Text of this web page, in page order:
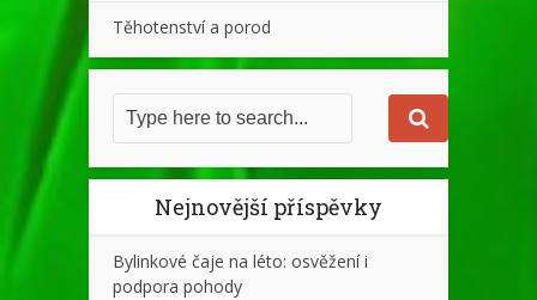
Těhotenství a porod
Nejnovější příspěvky
Bylinkové čaje na léto: osvěžení i
podpora pohody